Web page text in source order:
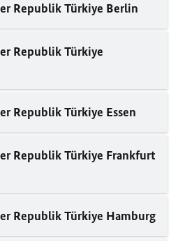
Republik Türkiye Berlin
Republik Türkiye
Republik Türkiye Essen
Republik Türkiye Frankfurt
Republik Türkiye Hamburg